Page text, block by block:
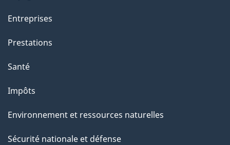
Entreprises
Prestations
Santé
Impôts
Environnement et ressources naturelles
Sécurité nationale et défense